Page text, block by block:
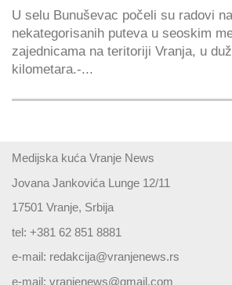
U selu Bunuševac počeli su radovi
nekategorisanih puteva u seoskim
zajednicama na teritoriji Vranja, u
kilometara.-...
Medijska kuća Vranje News
Jovana Jankovića Lunge 12/11
17501 Vranje, Srbija
tel: +381 62 851 8881
e-mail: redakcija@vranjenews.rs
e-mail: vranjenews@gmail.com